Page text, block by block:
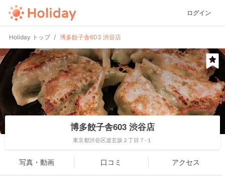
ログイン
Holiday トップ 博多餃子舎603 渋谷店
博多餃子舎603 渋谷店
東京都渋谷区道玄坂２丁目７-１
写真・動画 口コミ アクセス